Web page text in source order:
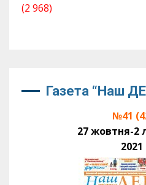
(2 968)
Газета “Наш
№41
27 жовтня-2
2021